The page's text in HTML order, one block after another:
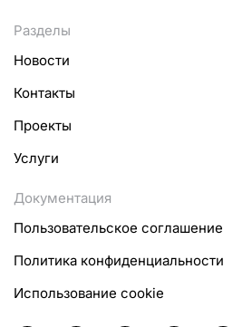
Разделы
Новости
Контакты
Проекты
Услуги
Документация
Пользовательское соглашение
Политика конфиденциальности
Использование cookie